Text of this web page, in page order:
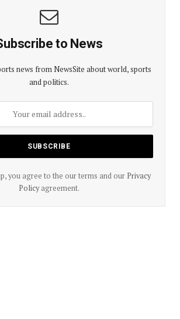
to News
news from NewsSite about world, sports
and politics.
you agree to the our terms and our Privacy
Policyagreement.